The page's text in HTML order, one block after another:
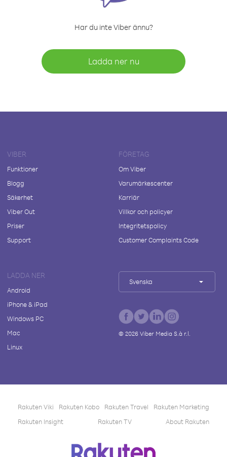
Har du inte Viber ännu?
Ladda ner nu
VIBER
Funktioner
Blogg
Säkerhet
Viber Out
Priser
Support
FÖRETAG
Om Viber
Varumärkescenter
Karriär
Villkor och policyer
Integritetspolicy
Customer Complaints Code
LADDA NER
Android
iPhone & iPad
Windows PC
Mac
Linux
Svenska
© 2026Viber Media S.à r.l.
Rakuten Viki Rakuten Kobo Rakuten Travel
Rakuten Marketing
Rakuten Insight
Rakuten TV About Rakuten